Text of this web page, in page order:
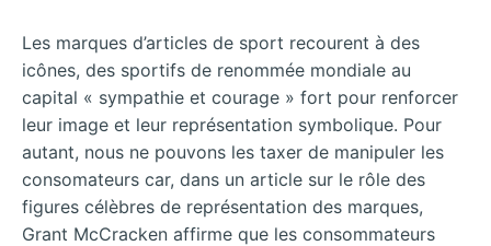
Les marques d’articles de sport recourent à des
icônes, des sportifs de renommée mondiale au
capital « sympathie et courage » fort pour renforcer
leur image et leur représentation symbolique. Pour
autant, nous ne pouvons les taxer de manipuler les
consomateurs car, dans un article sur le rôle des
figures célèbres de représentation des marques,
Grant McCracken affirme que les consommateurs